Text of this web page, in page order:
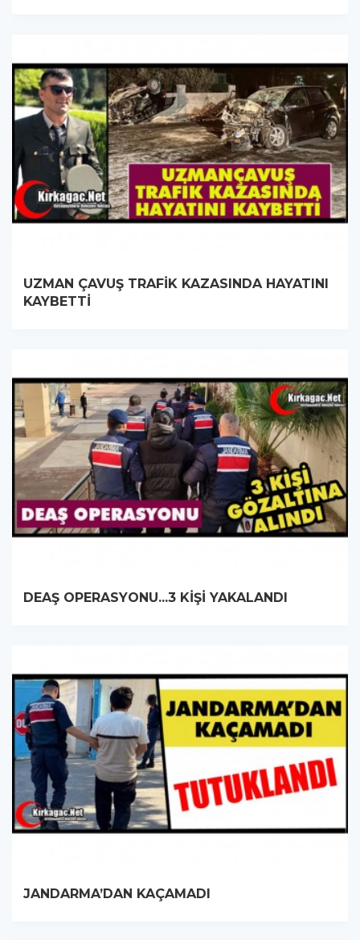
UZMAN ÇAVUŞ TRAFİK KAZASINDA HAYATINI
KAYBETTİ
DEAŞ OPERASYONU...3 KİŞİ YAKALANDI
JANDARMA’DAN KAÇAMADI